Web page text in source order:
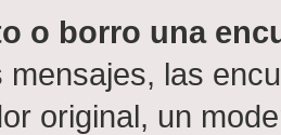
o borro una
mensajes, las
original, un